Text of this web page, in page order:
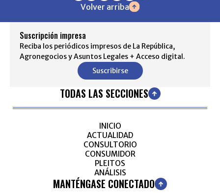
Volver arriba
Suscripción impresa
Reciba los periódicos impresos de La República,
Agronegocios y Asuntos Legales + Acceso digital.
Suscribirse
TODAS LAS SECCIONES
INICIO
ACTUALIDAD
CONSULTORIO
CONSUMIDOR
PLEITOS
ANÁLISIS
MANTÉNGASE CONECTADO